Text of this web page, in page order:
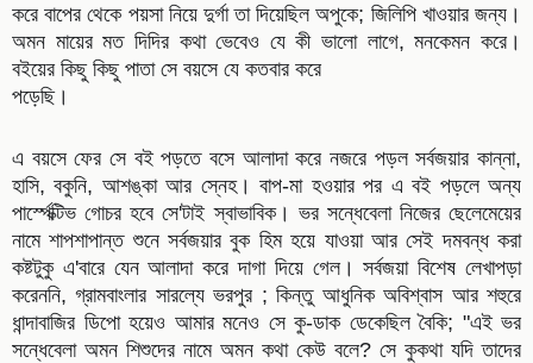
করে বাপের থেকে পয়সা নিয়ে দুর্গা তা দিয়েছিল অপুকে; জিলিপি খাওয়ার জন্য।
অমন মায়ের মত দিদির কথা ভেবেও যে কী ভালো লাগে, মনকেমন করে।
বইয়ের কিছু কিছু পাতা সে বয়সে যে কতবার করে
পড়েছি।
এ বয়সে ফের সে বই পড়তে বসে আলাদা করে নজরে পড়ল সর্বজয়ার কান্না,
হাসি, বকুনি, আশঙ্কা আর স্নেহ। বাপ-মা হওয়ার পর এ বই পড়লে অন্য
পার্স্পেক্টিভ গোচর হবে সে'টাই স্বাভাবিক। ভর সন্ধেবেলা নিজের ছেলেমেয়ের
নামে শাপশাপান্ত শুনে সর্বজয়ার বুক হিম হয়ে যাওয়া আর সেই দমবন্ধ করা
কষ্টটুকু এ'বারে যেন আলাদা করে দাগা দিয়ে গেল। সর্বজয়া বিশেষ লেখাপড়া
করেননি, গ্রামবাংলার সারল্যে ভরপুর ; কিন্তু আধুনিক অবিশ্বাস আর শহুরে
ধান্দাবাজির ডিপো হয়েও আমার মনেও সে কু-ডাক ডেকেছিল বৈকি; "এই ভর
সন্ধেবেলা অমন শিশুদের নামে অমন কথা কেউ বলে? সে কুকথা যদি তাদের